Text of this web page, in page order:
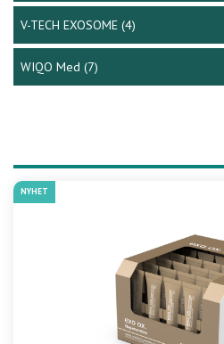
V-TECH EXOSOME(4)
WIQO Med(7)
NYHET